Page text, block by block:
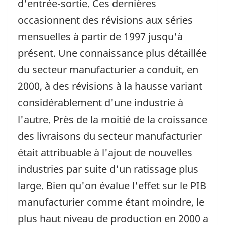
d'entrée-sortie. Ces dernières
occasionnent des révisions aux séries
mensuelles à partir de 1997 jusqu'à
présent. Une connaissance plus détaillée
du secteur manufacturier a conduit, en
2000, à des révisions à la hausse variant
considérablement d'une industrie à
l'autre. Près de la moitié de la croissance
des livraisons du secteur manufacturier
était attribuable à l'ajout de nouvelles
industries par suite d'un ratissage plus
large. Bien qu'on évalue l'effet sur le PIB
manufacturier comme étant moindre, le
plus haut niveau de production en 2000 a